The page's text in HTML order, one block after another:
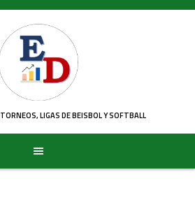
TORNEOS, LIGAS DE BEISBOL Y SOFTBALL